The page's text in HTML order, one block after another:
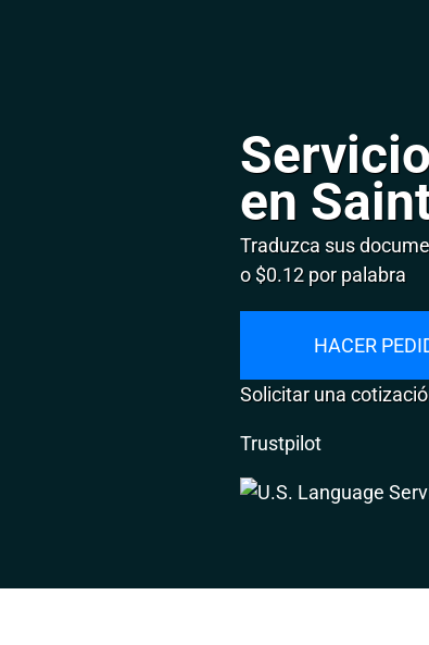
en
Traduzca sus
o $0.12 por palabra
HACER
Solicitar una
Trustpilot